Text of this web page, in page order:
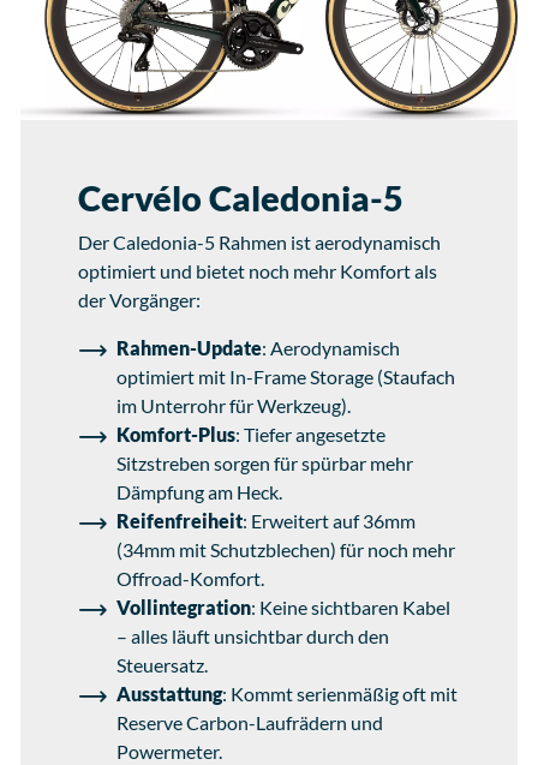
Cervélo Caledonia-5
Der Caledonia-5 Rahmen ist aerodynamisch
optimiert und bietet noch mehr Komfort als
der Vorgänger:
Rahmen-Update: Aerodynamisch
optimiert mit In-Frame Storage (Staufach
im Unterrohr für Werkzeug).
Komfort-Plus: Tiefer angesetzte
Sitzstreben sorgen für spürbar mehr
Dämpfung am Heck.
Reifenfreiheit: Erweitert auf 36mm
(34mm mit Schutzblechen) für noch mehr
Offroad-Komfort.
Vollintegration: Keine sichtbaren Kabel
– alles läuft unsichtbar durch den
Steuersatz.
Ausstattung: Kommt serienmäßig oft mit
Reserve Carbon-Laufrädern und
Powermeter.